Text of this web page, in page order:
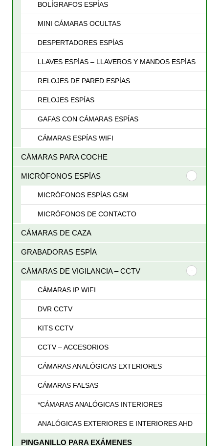
BOLÍGRAFOS ESPÍAS
MINI CÁMARAS OCULTAS
DESPERTADORES ESPÍAS
LLAVES ESPÍAS – LLAVEROS Y MANDOS ESPÍAS
RELOJES DE PARED ESPÍAS
RELOJES ESPÍAS
GAFAS CON CÁMARAS ESPÍAS
CÁMARAS ESPÍAS WIFI
CÁMARAS PARA COCHE
MICRÓFONOS ESPÍAS
MICRÓFONOS ESPÍAS GSM
MICRÓFONOS DE CONTACTO
CÁMARAS DE CAZA
GRABADORAS ESPÍA
CÁMARAS DE VIGILANCIA – CCTV
CÁMARAS IP WIFI
DVR CCTV
KITS CCTV
CCTV – ACCESORIOS
CÁMARAS ANALÓGICAS EXTERIORES
CÁMARAS FALSAS
*CÁMARAS ANALÓGICAS INTERIORES
ANALÓGICAS EXTERIORES E INTERIORES AHD
PINGANILLO PARA EXÁMENES